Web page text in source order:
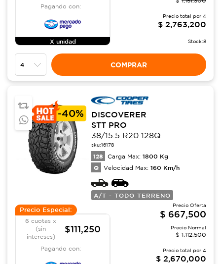
Pagando con:
X unidad
Precio total por 4
$ 2,763,200
Stock:8
COMPRAR
-40%
DISCOVERER
STT PRO
38/15.5 R20 128Q
sku:16178
128 Carga Max: 1800 Kg
Q Velocidad Max: 160 Km/h
A/T - TODO TERRENO
Precio Especial:
6 cuotas x
(sin
intereses)
$111,250
Pagando con:
Precio Oferta
$ 667,500
Precio Normal
$ 1,112,500
Precio total por 4
$ 2,670,000